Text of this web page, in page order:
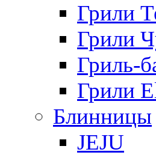
Грили
Грили
Гриль-
Грили
Блинницы
JEJU